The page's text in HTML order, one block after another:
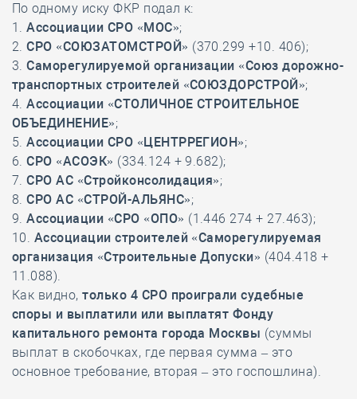
По одному иску ФКР подал к:
1.Ассоциации СРО «МОС»;
2.СРО «СОЮЗАТОМСТРОЙ» (370.299 +10. 406);
3.Саморегулируемой организации «Союз дорожно-
транспортных строителей «СОЮЗДОРСТРОЙ»;
4.Ассоциации «СТОЛИЧНОЕ СТРОИТЕЛЬНОЕ
ОБЪЕДИНЕНИЕ»;
5.Ассоциации СРО «ЦЕНТРРЕГИОН»;
6.СРО «АСОЭК» (334.124 + 9.682);
7.СРО АС «Стройконсолидация»;
8.СРО АС «СТРОЙ-АЛЬЯНС»;
9.Ассоциации «СРО «ОПО» (1.446 274 + 27.463);
10. Ассоциации строителей «Саморегулируемая
организация «Строительные Допуски» (404.418 +
11.088).
Как видно, только 4 СРО проиграли судебные
споры и выплатили или выплатят Фонду
капитального ремонта города Москвы (суммы
выплат в скобочках, где первая сумма – это
основное требование, вторая – это госпошлина).